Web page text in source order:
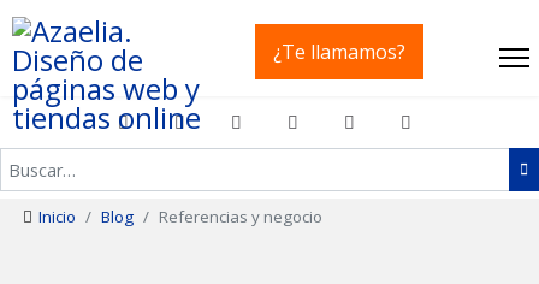
¿Te llamamos?
Buscar
Inicio Blog Referencias y negocio